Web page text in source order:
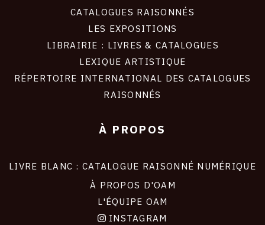
CATALOGUES RAISONNÉS
LES EXPOSITIONS
LIBRAIRIE : LIVRES & CATALOGUES
LEXIQUE ARTISTIQUE
RÉPERTOIRE INTERNATIONAL DES CATALOGUES
RAISONNÉS
À PROPOS
LIVRE BLANC : CATALOGUE RAISONNÉ NUMÉRIQUE
À PROPOS D'OAM
L'ÉQUIPE OAM
INSTAGRAM